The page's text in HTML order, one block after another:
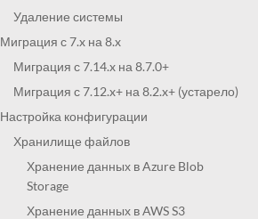
Удаление системы
Миграция с 7.x на 8.x
Миграция с 7.14.x на 8.7.0+
Миграция с 7.12.x+ на 8.2.x+ (устарело)
Настройка конфигурации
Хранилище файлов
Хранение данных в Azure Blob
Storage
Хранение данных в AWS S3